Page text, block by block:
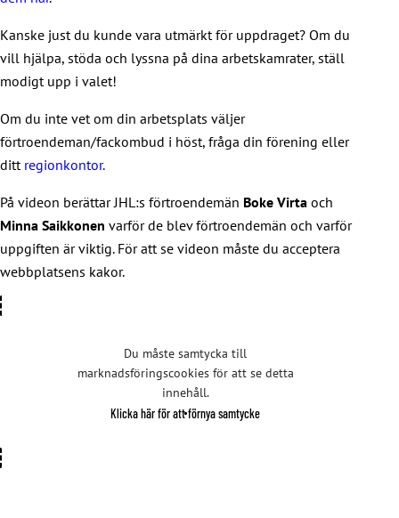
Kanske just du kunde vara utmärkt för uppdraget? Om du
vill hjälpa, stöda och lyssna på dina arbetskamrater, ställ
modigt upp i valet!
Om du inte vet om din arbetsplats väljer
förtroendeman/fackombud i höst, fråga din förening eller
ditt regionkontor.
På videon berättar JHL:s förtroendemän Boke Virta och
Minna Saikkonen varför de blev förtroendemän och varför
uppgiften är viktig. För att se videon måste du acceptera
webbplatsens kakor.
Du måste samtycka till
marknadsföringscookies för att se detta
innehåll.
Klicka här för att förnya samtycke